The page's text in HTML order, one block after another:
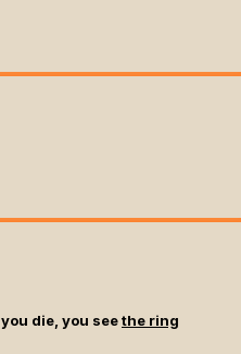
die, you seethe ring